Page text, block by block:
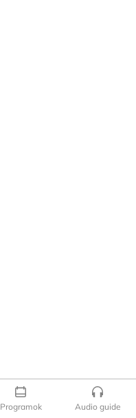
Programok Audio guide